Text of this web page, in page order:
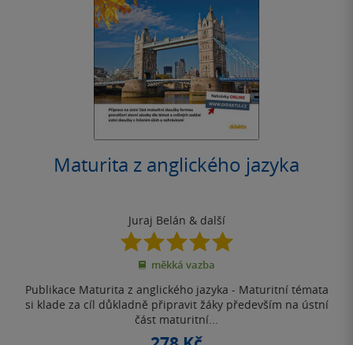
Maturita z anglického jazyka
Juraj Belán & další
5.0
z
5
měkká vazba
Publikace Maturita z anglického jazyka - Maturitní témata
si klade za cíl důkladně připravit žáky především na ústní
část maturitní...